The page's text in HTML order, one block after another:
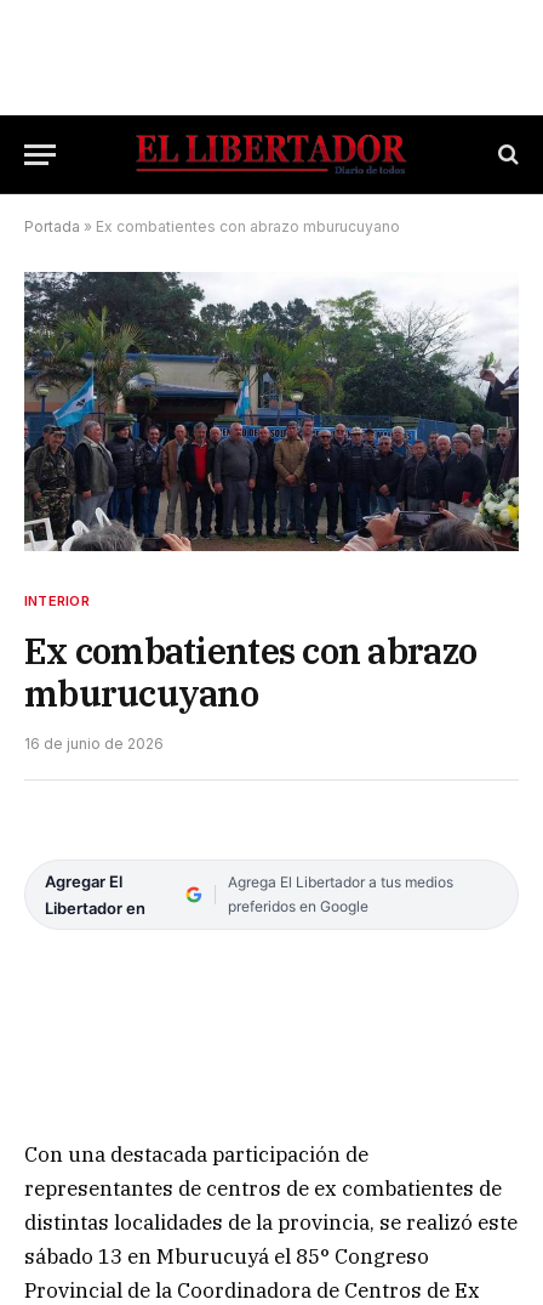
Portada » Ex combatientes con abrazo mburucuyano
INTERIOR
Ex combatientes con abrazo
mburucuyano
16 de junio de 2026
Agregar El
Libertador en
Agrega El Libertador a tus medios
preferidos en Google
Con una destacada participación de
representantes de centros de ex combatientes de
distintas localidades de la provincia, se realizó este
sábado 13 en Mburucuyá el 85° Congreso
Provincial de la Coordinadora de Centros de Ex